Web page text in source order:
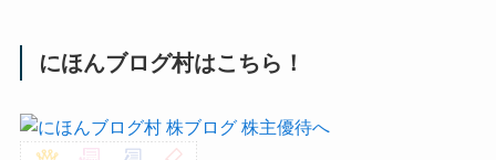
にほんブログ村はこちら！